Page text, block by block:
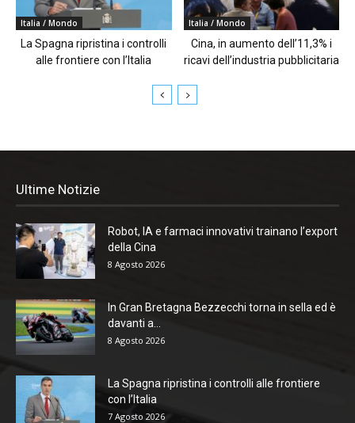
Italia / Mondo
La Spagna ripristina i controlli
alle frontiere con l’Italia
Italia / Mondo
Cina, in aumento dell’11,3% i
ricavi dell’industria pubblicitaria
Ultime Notizie
Robot, IA e farmaci innovativi trainano l’export
della Cina
8 Agosto 2026
In Gran Bretagna Bezzecchi torna in sella ed è
davanti a...
8 Agosto 2026
La Spagna ripristina i controlli alle frontiere
con l’Italia
7 Agosto 2026